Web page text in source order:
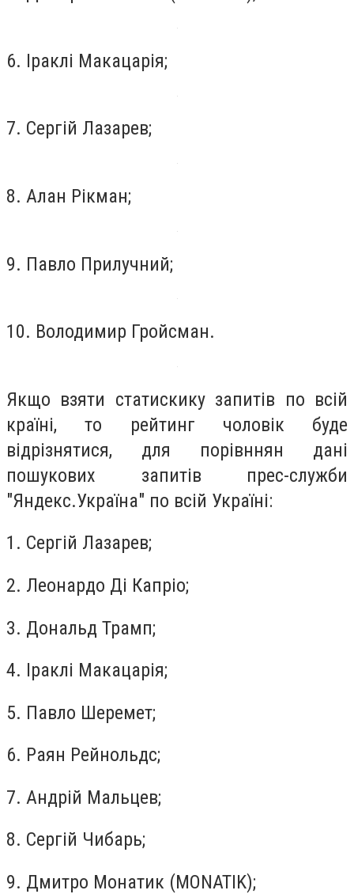
6. Іраклі Макацарія;
7. Сергій Лазарев;
8. Алан Рікман;
9. Павло Прилучний;
10. Володимир Гройсман.
Якщо взяти статискику запитів по всій
країні, то рейтинг чоловік буде
відрізнятися, для порівннян дані
пошукових запитів прес-служби
"Яндекс.Україна" по всій Україні:
1. Сергій Лазарев;
2. Леонардо Ді Капріо;
3. Дональд Трамп;
4. Іраклі Макацарія;
5. Павло Шеремет;
6. Раян Рейнольдс;
7. Андрій Мальцев;
8. Сергій Чибарь;
9. Дмитро Монатик (MONATIK);